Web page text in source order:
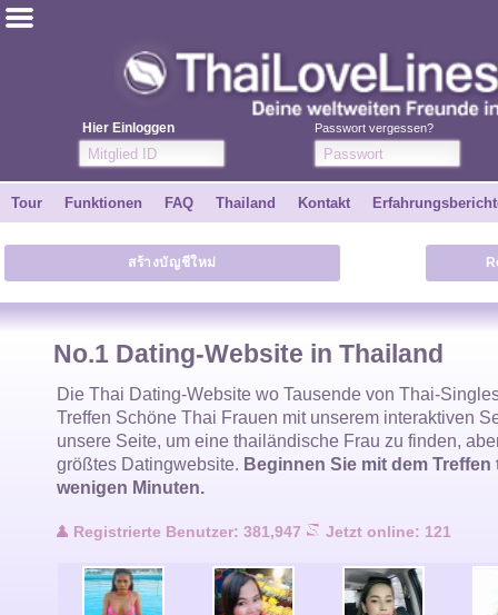
Hier Einloggen Passwort vergessen?
ไทย
Kostenlos anmelden
Erfahrungsberichte
Tour
Kontakt
Männer Online
Tour Funktionen FAQ Thailand Kontakt
สร้างบัญชีใหม่
No.1 Dating-Website in Thailand
Die Thai Dating-Website wo Tausende von Thai-
Treffen Schöne Thai Frauen mit unserem interaktiven
unsere Seite, um eine thailändische Frau zu finden,
größtes Datingwebsite. Beginnen Sie mit dem
wenigen Minuten.
Registrierte Benutzer: 381,947 Jetzt online: 121